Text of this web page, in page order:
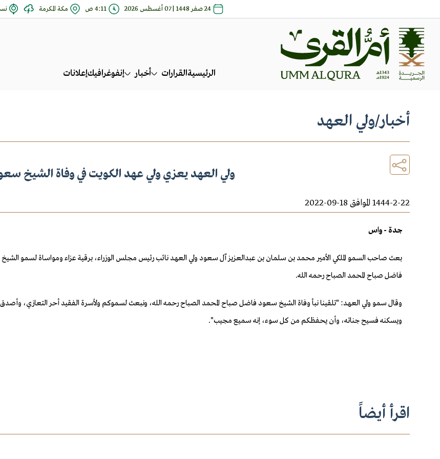
24 صفر 1448 | 07 أغسطس 2026 4:11 ص مكة المكرمة
الرئيسيةالقرارات أخبار إنفوغرافيكإعلانات
أخبار/ولي العهد
ولي العهد يعزي ولي عهد الكويت في وفاة الشيخ
1444-2-22 الموافق 18-09-2022
جدة - واس
بعث صاحب السمو الملكي الأمير محمد بن سلمان بن عبدالعزيز آل سعود ولي العهد نائب رئيس مجلس الوزراء، برقية عزاء ومواساة لسمو
فاضل صباح المحمد الصباح رحمه الله.
وقال سمو ولي العهد: "تلقينا نبأ وفاة الشيخ سعود فاضل صباح المحمد الصباح رحمه الله، ونبعث لسموكم ولأسرة الفقيد أحر التعازي، وأصدق
ويسكنه فسيح جناته، وأن يحفظكم من كل سوء، إنه سميع مجيب".
اقرأ أيضاً